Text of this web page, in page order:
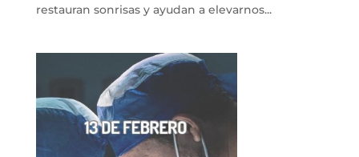
restauran sonrisas y ayudan a elevarnos...